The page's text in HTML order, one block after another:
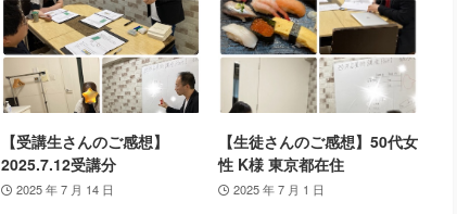
【受講生さんのご感想】
2025.7.12受講分
2025 年 7 月 14 日
【生徒さんのご感想】50代女
性 K様 東京都在住
2025 年 7 月 1 日